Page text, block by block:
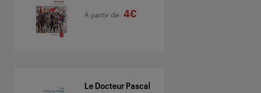
À partir de 4€
Le Docteur Pascal